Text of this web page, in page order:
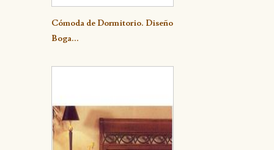
Detalle
Cómoda de Dormitorio. Diseño
Boga...